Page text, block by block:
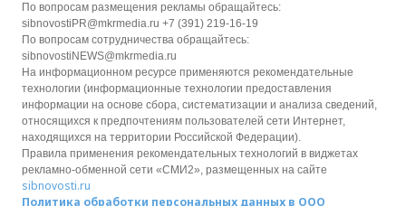
По вопросам размещения рекламы обращайтесь:
sibnovostiPR@mkrmedia.ru +7 (391) 219-16-19
По вопросам сотрудничества обращайтесь:
sibnovostiNEWS@mkrmedia.ru
На информационном ресурсе применяются рекомендательные
технологии (информационные технологии предоставления
информации на основе сбора, систематизации и анализа сведений,
относящихся к предпочтениям пользователей сети Интернет,
находящихся на территории Российской Федерации).
Правила применения рекомендательных технологий в виджетах
рекламно-обменной сети «СМИ2», размещенных на сайте
sibnovosti.ru
Политика обработки персональных данных в ООО